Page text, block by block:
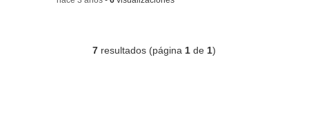
7 resultados (página1 de1)